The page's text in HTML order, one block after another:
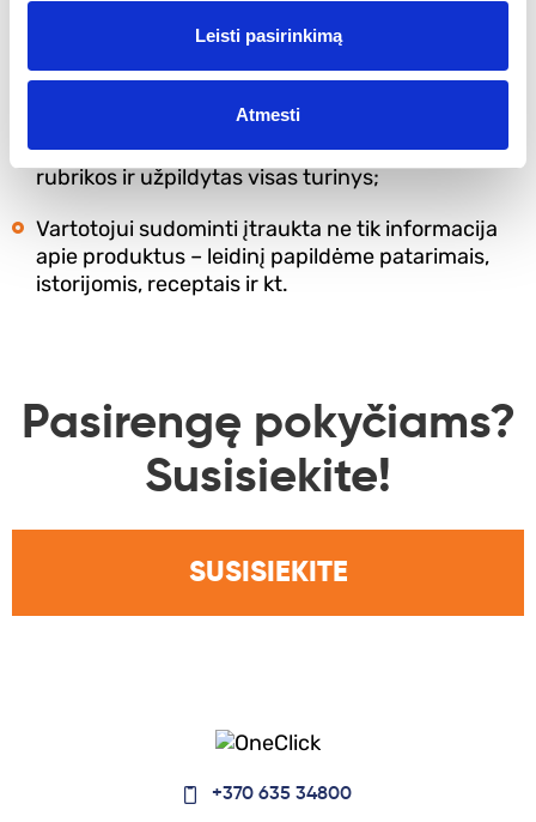
Leisti pasirinkimą
Atmesti
Sukurtas jaukus, minimalistinio stiliaus kalėdinis
Sudėliota aiški leidinio struktūra, sukurtos
rubrikos ir užpildytas visas turinys;
Vartotojui sudominti įtraukta ne tik informacija
apie produktus – leidinį papildėme patarimais,
istorijomis, receptais ir kt.
Pasirengę pokyčiams?
Susisiekite!
SUSISIEKITE
+370 635 34800